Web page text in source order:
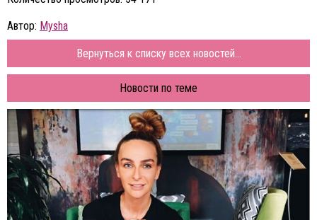
Автор: Mysha
Вернуться к списку всех новостей...
Новости по теме